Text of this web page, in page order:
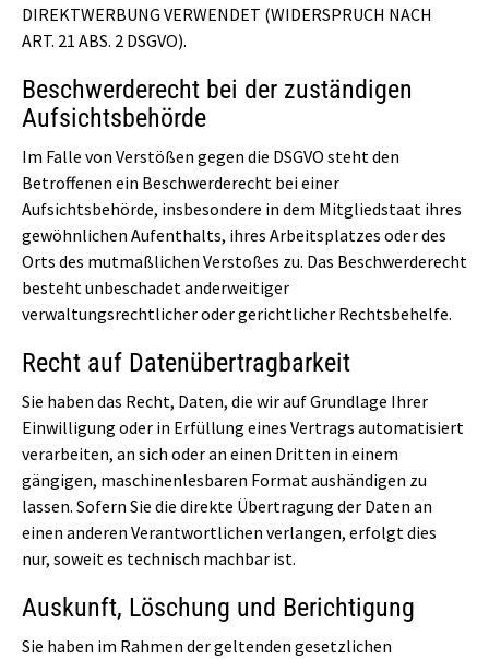
DIREKTWERBUNG VERWENDET (WIDERSPRUCH NACH
ART. 21 ABS. 2 DSGVO).
Beschwerde­recht bei der zuständigen
Aufsichts­behörde
Im Falle von Verstößen gegen die DSGVO steht den
Betroffenen ein Beschwerderecht bei einer
Aufsichtsbehörde, insbesondere in dem Mitgliedstaat ihres
gewöhnlichen Aufenthalts, ihres Arbeitsplatzes oder des
Orts des mutmaßlichen Verstoßes zu. Das Beschwerderecht
besteht unbeschadet anderweitiger
verwaltungsrechtlicher oder gerichtlicher Rechtsbehelfe.
Recht auf Daten­übertrag­barkeit
Sie haben das Recht, Daten, die wir auf Grundlage Ihrer
Einwilligung oder in Erfüllung eines Vertrags automatisiert
verarbeiten, an sich oder an einen Dritten in einem
gängigen, maschinenlesbaren Format aushändigen zu
lassen. Sofern Sie die direkte Übertragung der Daten an
einen anderen Verantwortlichen verlangen, erfolgt dies
nur, soweit es technisch machbar ist.
Auskunft, Löschung und Berichtigung
Sie haben im Rahmen der geltenden gesetzlichen